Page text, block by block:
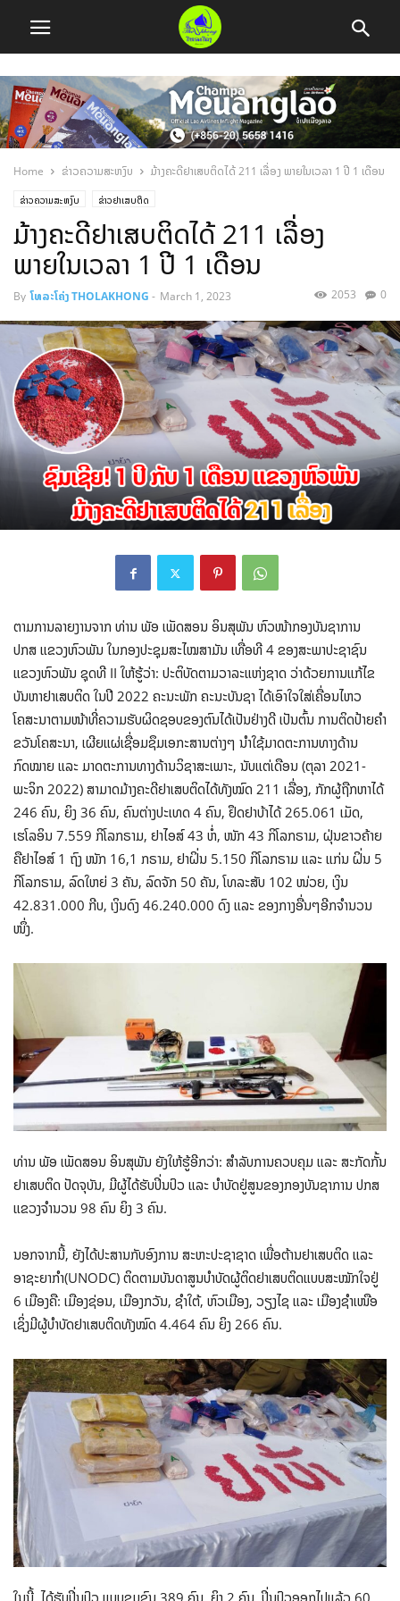
Home ຂ່າວຄວາມສະຫງົບ ມ້າງຄະດີຢາເສບຕິດໄດ້ 211 ເລື່ອງ ພາຍໃນເວລາ 1 ປີ 1 ເດືອນ
ຂ່າວຄວາມສະຫງົບ ຂ່າວຢາເສບຕິດ
ມ້າງຄະດີຢາເສບຕິດໄດ້ 211 ເລື່ອງ
ພາຍໃນເວລາ 1 ປີ 1 ເດືອນ
By ໂທລະໂຄ່ງ THOLAKHONG - March 1, 2023 0
2053
ຕາມການລາຍງານຈາກ ທ່ານ ພັອ ເພັດສອນ ອິນສຸພັນ ຫົວໜ້າກອງບັນຊາການ
ປກສ ແຂວງຫົວພັນ ໃນກອງປະຊຸມສະໄໝສາມັນ ເທື່ອທີ 4 ຂອງສະພາປະຊາຊົນ
ແຂວງຫົວພັນ ຊຸດທີ II ໃຫ້ຮູ້ວ່າ: ປະຕິບັດຕາມວາລະແຫ່ງຊາດ ວ່າດ້ວຍການແກ້ໄຂ
ບັນຫາຢາເສບຕິດ ໃນປີ 2022 ຄະນະພັກ ຄະນະບັນຊາ ໄດ້ເອົາໃຈໃສ່ເຄື່ອນໄຫວ
ໂຄສະນາຕາມໜ້າທີ່ຄວາມຮັບຜິດຊອບຂອງຕົນໄດ້ເປັນຢ່າງດີ ເປັນຕົ້ນ ການຕິດປ້າຍຄຳ
ຂວັນໂຄສະນາ, ເຜີຍແຜ່ເຊື່ອມຊຶມເອກະສານຕ່າງໆ ນຳໃຊ້ມາດຕະການທາງດ້ານ
ກົດໝາຍ ແລະ ມາດຕະການທາງດ້ານວິຊາສະເພາະ, ນັບແຕ່ເດືອນ (ຕຸລາ 2021-
ພະຈິກ 2022) ສາມາດມ້າງຄະດີຢາເສບຕິດໄດ້ທັງໝົດ 211 ເລື່ອງ, ກັກຜູ້ຖືກຫາໄດ້
246 ຄົນ, ຍິງ 36 ຄົນ, ຄົນຕ່າງປະເທດ 4 ຄົນ, ຢຶດຢາບ້າໄດ້ 265.061 ເມັດ,
ເຮໂລອິນ 7.559 ກິໂລກຣາມ, ຢາໄອສ໌ 43 ຫໍ່, ໜັກ 43 ກິໂລກຣາມ, ຝຸ່ນຂາວຄ້າຍ
ຄືຢາໄອສ໌ 1 ຖົງ ໜັກ 16,1 ກຣາມ, ຢາຝິ່ນ 5.150 ກິໂລກຣາມ ແລະ ແກ່ນ ຝິ່ນ 5
ກິໂລກຣາມ, ລົດໃຫຍ່ 3 ຄັນ, ລົດຈັກ 50 ຄັນ, ໂທລະສັບ 102 ໜ່ວຍ, ເງິນ
42.831.000 ກີບ, ເງິນດົງ 46.240.000 ດົງ ແລະ ຂອງກາງອື່ນໆອີກຈຳນວນ
ໜຶ່ງ.
ທ່ານ ພັອ ເພັດສອນ ອິນສຸພັນ ຍັງໃຫ້ຮູ້ອີກວ່າ: ສຳລັບການຄວບຄຸມ ແລະ ສະກັດກັ້ນ
ຢາເສບຕິດ ປັດຈຸບັນ, ມີຜູ້ໄດ້ຮັບປິ່ນປົວ ແລະ ບຳບັດຢູ່ສູນຂອງກອງບັນຊາການ ປກສ
ແຂວງຈຳນວນ 98 ຄົນ ຍິງ 3 ຄົນ.
ນອກຈາກນີ້, ຍັງໄດ້ປະສານກັບອົງການ ສະຫະປະຊາຊາດ ເພື່ອຕ້ານຢາເສບຕິດ ແລະ
ອາຊະຍາກຳ(UNODC) ຕິດຕາມບັນດາສູນບຳບັດຜູ້ຕິດຢາເສບຕິດແບບສະໝັກໃຈຢູ່
6 ເມືອງຄື: ເມືອງຊ່ອນ, ເມືອງກວັນ, ຊຳໃຕ້, ຫົວເມືອງ, ວຽງໄຊ ແລະ ເມືອງຊຳເໜືອ
ເຊິ່ງມີຜູ້ບຳບັດຢາເສບຕິດທັງໝົດ 4.464 ຄົນ ຍິງ 266 ຄົນ.
ໃນນີ້, ໄດ້ຮັບປິ່ນປົວ ແບບຊຸມຊົນ 389 ຄົນ, ຍິງ 2 ຄົນ, ປິ່ນປົວອອກໄປແລ້ວ 60